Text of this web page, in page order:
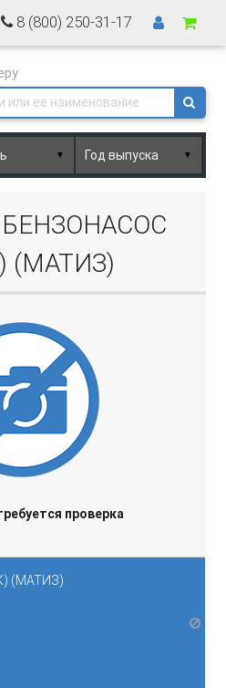
8 (800) 250-31-17
▼ ▼
БЕНЗОНАСОС
(МАТИЗ)
(МАТИЗ)
проверка